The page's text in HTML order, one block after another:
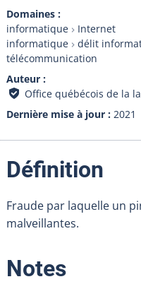
Domaines
informatique
Internet
informatique
délit
télécommunication
Auteur
Office québécois de la
Dernière mise à jour
2021
Définition
Fraude par laquelle un
malveillantes.
Notes: